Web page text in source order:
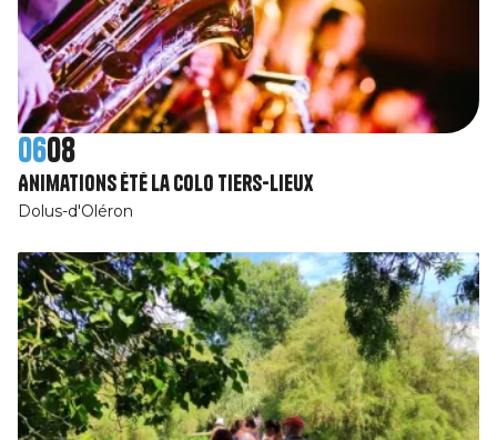
0608
Animations été La Colo tiers-lieux
Dolus-d'Oléron